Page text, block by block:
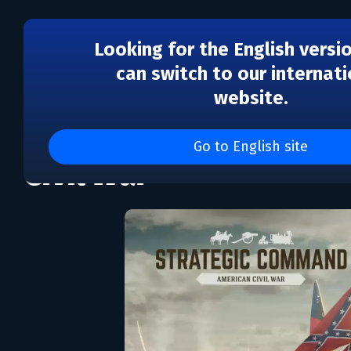
Looking for the English
can switch to our
website.
Go to English site
Strategic Command:
Civil War